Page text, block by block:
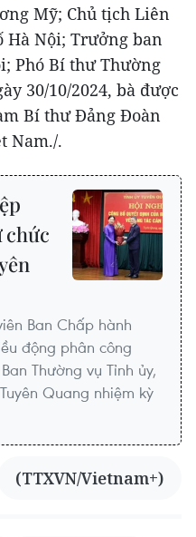
Mỹ; Chủ tịch Liên
Hà Nội; Trưởng ban
Phó Bí thư Thường
30/10/2024, bà được
Bí thư Đảng Đoàn
Nam./.
chức
Ban Chấp hành
động phân công
Thường vụ Tỉnh ủy,
Quang nhiệm kỳ
(TTXVN/Vietnam+)